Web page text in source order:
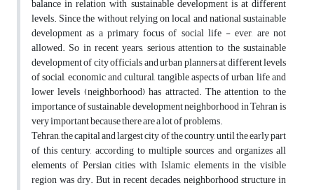
balance in relation with sustainable ‎development is at different
levels. Since the‏ ‏without relying on local and national ‎sustainable
development as a primary focus of social life - ever, are not
allowed. So in ‎recent years, serious attention to the sustainable
development of city officials and urban ‎planners at different levels
of social, economic and cultural, tangible aspects of urban life ‎and
lower levels (neighborhood) has attracted. The attention to the
importance of ‎sustainable development neighborhood in Tehran is
very important because there are a lot ‎of problems. ‎
Tehran, the capital and largest city of the country, until the early part
of this century, ‎according to multiple sources and organizes all
elements of Persian cities with Islamic ‎elements in the visible
region was dry. But in recent decades, neighborhood structure in